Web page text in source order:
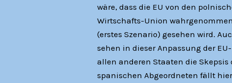
wäre, dass die EU von den
Wirtschafts-Union
(erstes Szenario) gesehen wird.
sehen in dieser Anpassung der
allen anderen Staaten die
spanischen Abgeordneten fällt